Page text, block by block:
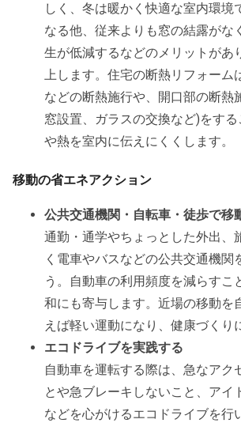
しく、冬は暖かく快適な室内環境
なる他、従来よりも窓の結露がな
生が低減するなどのメリットがあ
上します。住宅の断熱リフォーム
などの断熱施行や、開口部の断熱
窓設置、ガラスの交換など)をす
や熱を室内に伝えにくくします。
移動の省エネアクション
公共交通機関・自転車・徒歩で移
通勤・通学やちょっとした外出、
く電車やバスなどの公共交通機関
う。自動車の利用頻度を減らすこ
和にも寄与します。近場の移動を
えば軽い運動になり、健康づくり
エコドライブを実践する
自動車を運転する際は、急なアク
とや急ブレーキしないこと、アイ
などを心がけるエコドライブを行